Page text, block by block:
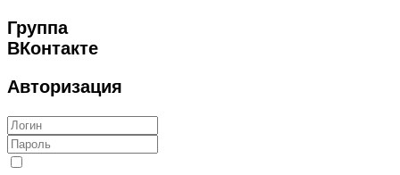
Группа
ВКонтакте
Авторизация